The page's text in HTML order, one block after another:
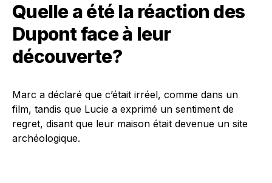
Quelle a été la réaction des
Dupont face à leur
découverte?
Marc a déclaré que c’était irréel, comme dans un
film, tandis que Lucie a exprimé un sentiment de
regret, disant que leur maison était devenue un site
archéologique.